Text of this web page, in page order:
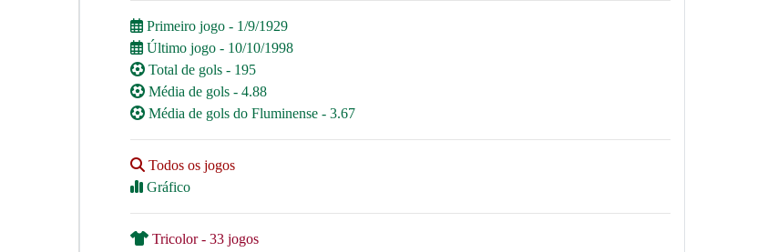
Primeiro jogo - 1/9/1929
Último jogo - 10/10/1998
Total de gols - 195
Média de gols - 4.88
Média de gols do Fluminense - 3.67
Todos os jogos
Gráfico
Tricolor - 33 jogos